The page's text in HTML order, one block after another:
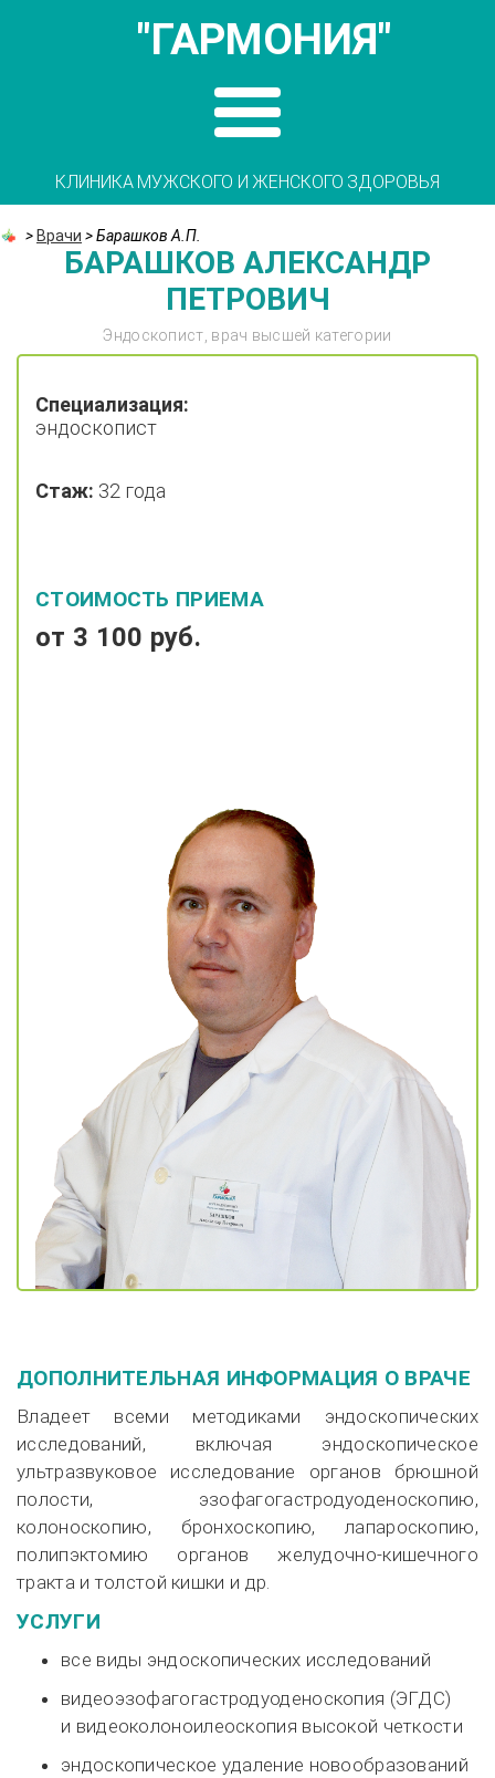
"ГАРМОНИЯ"
КЛИНИКА МУЖСКОГО И ЖЕНСКОГО ЗДОРОВЬЯ
> Врачи >Барашков А.П.
БАРАШКОВ АЛЕКСАНДР
ПЕТРОВИЧ
Эндоскопист, врач высшей категории
Специализация:
эндоскопист
Стаж: 32 года
СТОИМОСТЬ ПРИЕМА
от 3 100 руб.
ДОПОЛНИТЕЛЬНАЯ ИНФОРМАЦИЯ О ВРАЧЕ
Владеет всеми методиками эндоскопических
исследований, включая эндоскопическое
ультразвуковое исследование органов брюшной
полости, эзофагогастродуоденоскопию,
колоноскопию, бронхоскопию, лапароскопию,
полипэктомию органовжелудочно-кишечного
тракта и толстой кишки и др.
УСЛУГИ
все виды эндоскопических исследований
видеоэзофагогастродуоденоскопия (ЭГДС)
и видеоколоноилеоскопия высокой четкости
эндоскопическое удаление новообразований